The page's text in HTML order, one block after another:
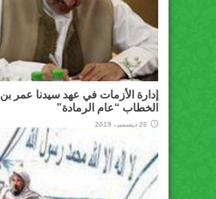
إدارة الأزمات في عهد سيدنا عمر بن
الخطاب “عام الرمادة”
26 ديسمبر، 2019